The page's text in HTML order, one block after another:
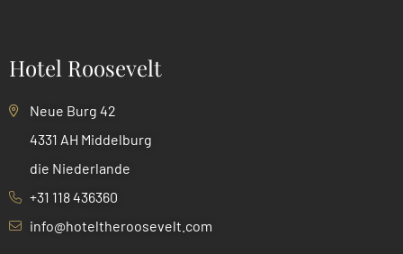
Hotel Roosevelt
Neue Burg 42
4331 AH Middelburg
die Niederlande
+31 118 436360
info@hoteltheroosevelt.com